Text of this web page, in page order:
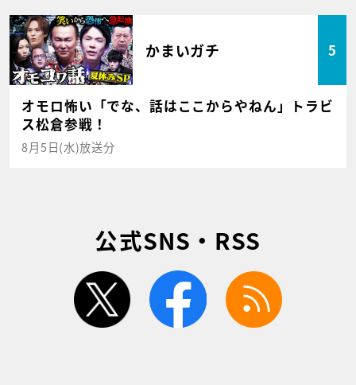
かまいガチ 5
オモロ怖い「でな、話はここからやねん」トラビ
ス松倉参戦！
8月5日(水)放送分
公式SNS・RSS
twitter facebook